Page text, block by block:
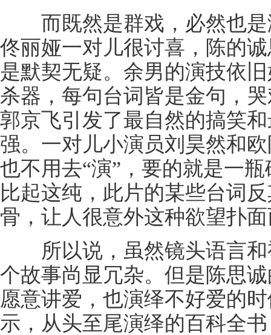
而既然是群戏，必然也是
佟丽娅一对儿很讨喜，陈的
是默契无疑。余男的演技依
杀器，每句台词皆是金句，
郭京飞引发了最自然的搞笑
强。一对儿小演员刘昊然和
也不用去“演”，要的就是一
比起这纯，此片的某些台词
骨，让人很意外这种欲望扑
所以说，虽然镜头语言和
个故事尚显冗杂。但是陈思
愿意讲爱，也演绎不好爱的
示，从头至尾演绎的百科全